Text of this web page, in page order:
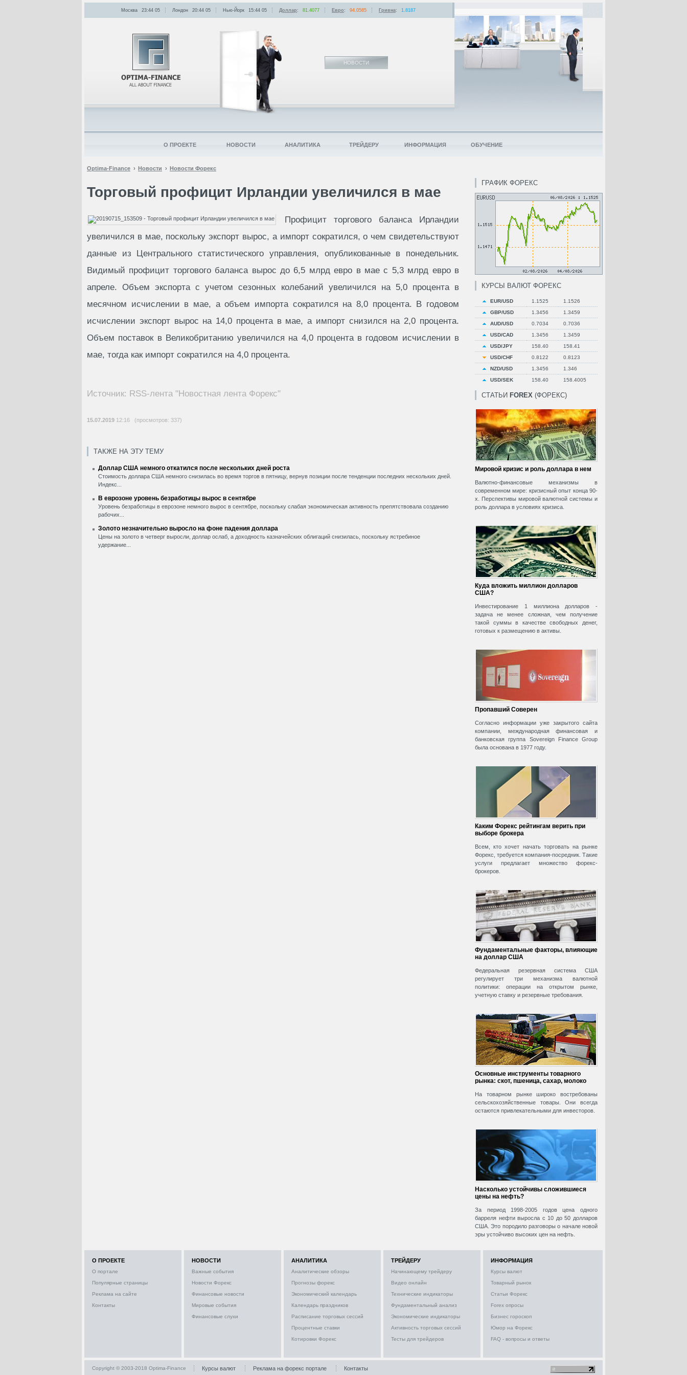
Optima-Finance Новости Новости Форекс
Торговый профицит Ирландии увеличился в мае
Профицит торгового баланса Ирландии
увеличился в мае, поскольку экспорт вырос, а импорт сократился, о чем свидетельствуют
данные из Центрального статистического управления, опубликованные в понедельник.
Видимый профицит торгового баланса вырос до 6,5 млрд евро в мае с 5,3 млрд евро в
апреле. Объем экспорта с учетом сезонных колебаний увеличился на 5,0 процента в
месячном исчислении в мае, а объем импорта сократился на 8,0 процента. В годовом
исчислении экспорт вырос на 14,0 процента в мае, а импорт снизился на 2,0 процента.
Объем поставок в Великобританию увеличился на 4,0 процента в годовом исчислении в
мае, тогда как импорт сократился на 4,0 процента.
Источник: RSS-лента "Новостная лента Форекс"
15.07.2019 12:16 (просмотров: 337)
ТАКЖЕ НА ЭТУ ТЕМУ
Доллар США немного откатился после нескольких дней роста
Стоимость доллара США немного снизилась во время торгов в пятницу, вернув позиции после тенденции последних нескольких дней.
Индекс...
В еврозоне уровень безработицы вырос в сентябре
Уровень безработицы в еврозоне немного вырос в сентябре, поскольку слабая экономическая активность препятствовала созданию
рабочих...
Золото незначительно выросло на фоне падения доллара
Цены на золото в четверг выросли, доллар ослаб, а доходность казначейских облигаций снизилась, поскольку ястребиное
удержание...
ГРАФИК ФОРЕКС
КУРСЫ ВАЛЮТ ФОРЕКС
EUR/USD 1.1525
1.1526
GBP/USD
1.3456
1.3459
AUD/USD
0.7034
0.7036
USD/CAD
1.3456
1.3459
USD/JPY
158.40
158.41
USD/CHF
0.8122
0.8123
NZD/USD
1.3456
1.346
USD/SEK
158.40 158.4005
СТАТЬИ FOREX (ФОРЕКС)
Мировой кризис и роль доллара в нем
Валютно-финансовые механизмы в
современном мире: кризисный опыт конца 90-
х. Перспективы мировой валютной системы и
роль доллара в условиях кризиса.
Куда вложить миллион долларов
США?
Инвестирование 1 миллиона долларов -
задача не менее сложная, чем получение
такой суммы в качестве свободных денег,
готовых к размещению в активы.
Пропавший Соверен
Согласно информации уже закрытого сайта
компании, международная финансовая и
банковская группа Sovereign Finance Group
была основана в 1977 году.
Каким Форекс рейтингам верить при
выборе брокера
Всем, кто хочет начать торговать на рынке
Форекс, требуется компания-посредник. Такие
услуги предлагает множество форекс-
брокеров.
Фундаментальные факторы, влияющие
на доллар США
Федеральная резервная система США
регулирует три механизма валютной
политики: операции на открытом рынке,
учетную ставку и резервные требования.
Основные инструменты товарного
рынка: скот, пшеница, сахар, молоко
На товарном рынке широко востребованы
сельскохозяйственные товары. Они всегда
остаются привлекательными для инвесторов.
Насколько устойчивы сложившиеся
цены на нефть?
За период 1998-2005 годов цена одного
барреля нефти выросла с 10 до 50 долларов
США. Это породило разговоры о начале новой
эры устойчиво высоких цен на нефть.
НОВОСТИ
Москва 23:44 05 Лондон 20:44 05 Нью-Йорк 15:44 05 Доллар: 81.4077 Евро: 94.0585 Гривна: 1.8187
О ПРОЕКТЕ НОВОСТИ АНАЛИТИКА ТРЕЙДЕРУ ИНФОРМАЦИЯ ОБУЧЕНИЕ
О ПРОЕКТЕ
О портале
Популярные страницы
Реклама на сайте
Контакты
НОВОСТИ
Важные события
Новости Форекс
Финансовые новости
Мировые события
Финансовые слухи
АНАЛИТИКА
Аналитические обзоры
Прогнозы форекс
Экономический календарь
Календарь праздников
Расписание торговых сессий
Процентные ставки
Котировки Форекс
ТРЕЙДЕРУ
Начинающему трейдеру
Видео онлайн
Технические индикаторы
Фундаментальный анализ
Экономические индикаторы
Активность торговых сессий
Тесты для трейдеров
ИНФОРМАЦИЯ
Курсы валют
Товарный рынок
Статьи Форекс
Forex опросы
Бизнес гороскоп
Юмор на Форекс
FAQ - вопросы и ответы
Copyright © 2003-2018 Optima-Finance Курсы валют Реклама на форекс портале Контакты